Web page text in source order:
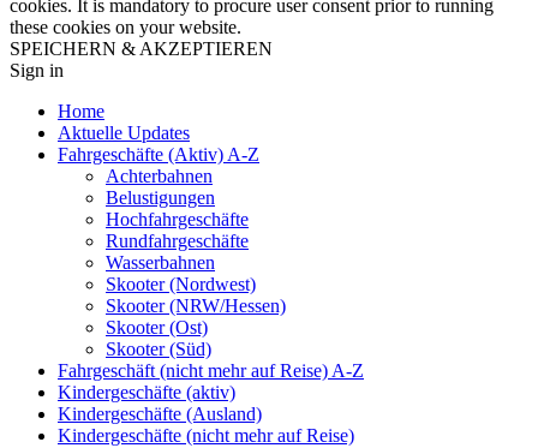
cookies. It is mandatory to procure user consent prior to running
these cookies on your website.
SPEICHERN & AKZEPTIEREN
Sign in
Home
Aktuelle Updates
Fahrgeschäfte (Aktiv) A-Z
Achterbahnen
Belustigungen
Hochfahrgeschäfte
Rundfahrgeschäfte
Wasserbahnen
Skooter (Nordwest)
Skooter (NRW/Hessen)
Skooter (Ost)
Skooter (Süd)
Fahrgeschäft (nicht mehr auf Reise) A-Z
Kindergeschäfte (aktiv)
Kindergeschäfte (Ausland)
Kindergeschäfte (nicht mehr auf Reise)